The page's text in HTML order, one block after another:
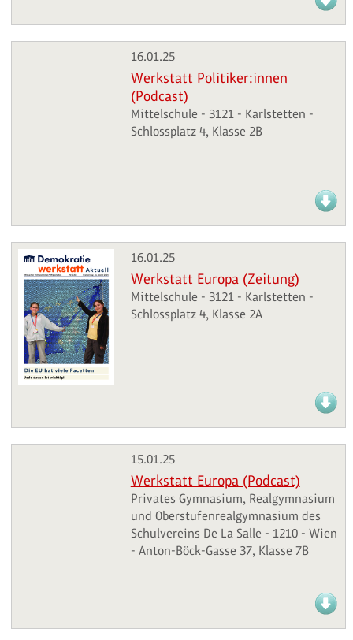
16.01.25
Werkstatt Politiker:innen
(Podcast)
Mittelschule - 3121 - Karlstetten -
Schlossplatz 4, Klasse 2B
16.01.25
Werkstatt Europa (Zeitung)
Mittelschule - 3121 - Karlstetten -
Schlossplatz 4, Klasse 2A
15.01.25
Werkstatt Europa (Podcast)
Privates Gymnasium, Realgymnasium
und Oberstufenrealgymnasium des
Schulvereins De La Salle - 1210 - Wien
- Anton-Böck-Gasse 37, Klasse 7B